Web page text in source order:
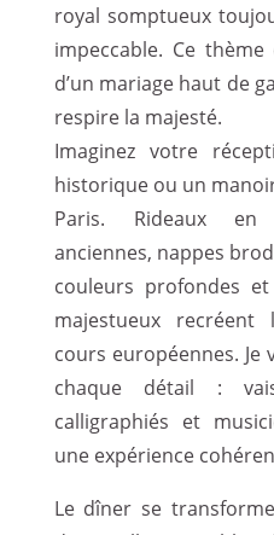
royal somptueux
impeccable. Ce
d’un mariage haut de
respire la majesté.
Imaginez votre
historique ou un
Paris. Rideaux en
anciennes, nappes
couleurs profondes
majestueux recréent
cours européennes.
chaque détail :
calligraphiés et
une expérience
Le dîner se